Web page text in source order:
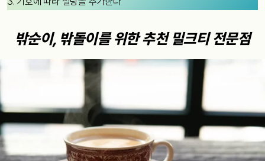
밖순이, 밖돌이를 위한 추천 밀크티 전문점